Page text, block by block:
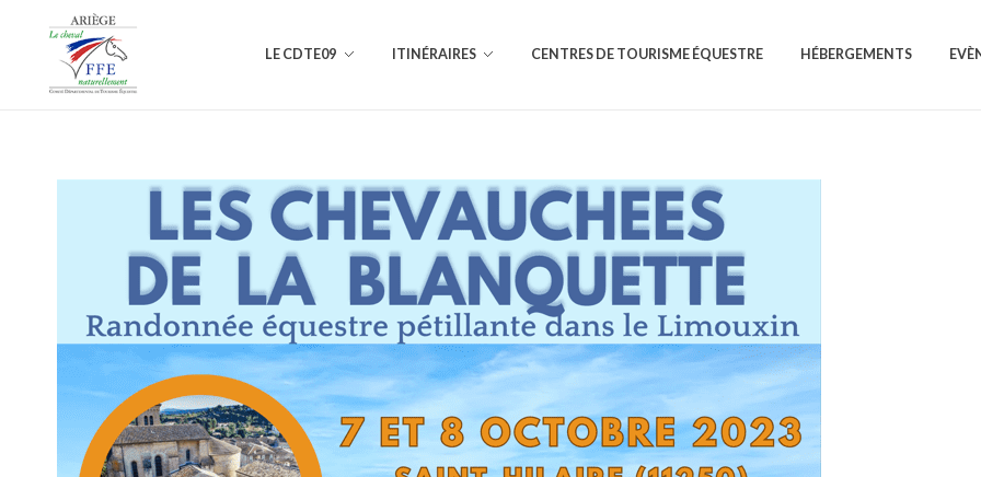
Comité Départemental de Tourisme Équestre de l'Ariège
LE CDTE09 ITINÉRAIRES CENTRES DE TOURISME ÉQUESTRE HÉBERGEMENTS